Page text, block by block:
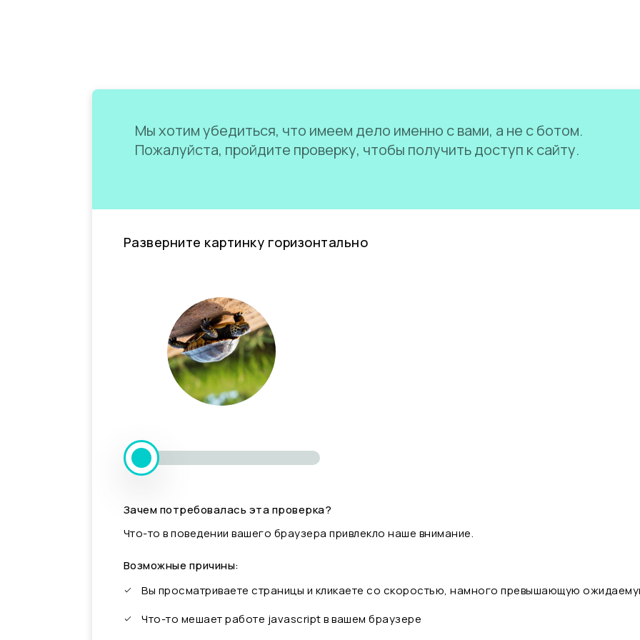
Мы хотим убедиться, что имеем дело именно с вами, а не с ботом.
Пожалуйста, пройдите проверку, чтобы получить доступ к сайту.
Разверните картинку горизонтально
Зачем потребовалась эта проверка?
Что-то в поведении вашего браузера привлекло наше внимание.
Возможные причины:
Вы просматриваете страницы и кликаете со скоростью, намного превышающую
Что-то мешает работе javascript в вашем браузере